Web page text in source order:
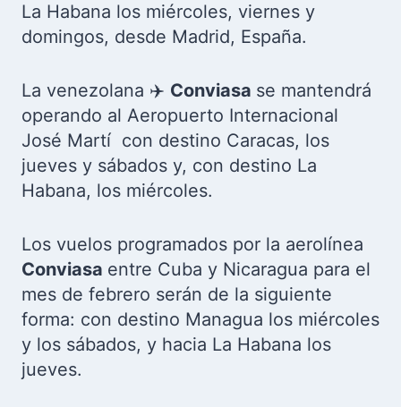
La Habana los miércoles, viernes y
domingos, desde Madrid, España.
La venezolana ✈️ Conviasa se mantendrá
operando al Aeropuerto Internacional
José Martí con destino Caracas, los
jueves y sábados y, con destino La
Habana, los miércoles.
Los vuelos programados por la aerolínea
Conviasa entre Cuba y Nicaragua para el
mes de febrero serán de la siguiente
forma: con destino Managua los miércoles
y los sábados, y hacia La Habana los
jueves.